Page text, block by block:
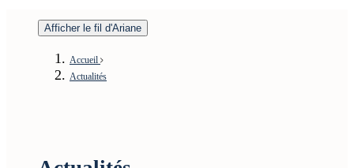
Afficher le fil d'Ariane
Accueil
Actualités